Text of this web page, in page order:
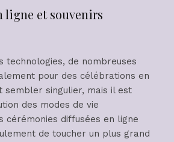
ligne et souvenirs
technologies, de nombreuses
pour des célébrations en
sembler singulier, mais il est
des modes de vie
cérémonies diffusées en ligne
de toucher un plus grand